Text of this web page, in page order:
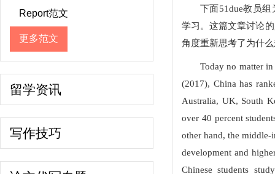
Report范文
更多范文
留学资讯
写作技巧
下面51due教员组
学习。这篇文章讨论
角度重新思考了为什
Today no matter
(2017), China has
Australia, UK, South
over 40 percent
other hand, the middle-
development and
Chinese students